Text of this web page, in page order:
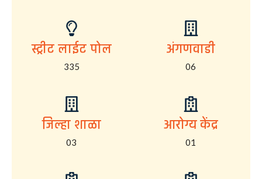
स्ट्रीट लाईट पोल
335
अंगणवाडी
06
जिल्हा शाळा
03
आरोग्य केंद्र
01